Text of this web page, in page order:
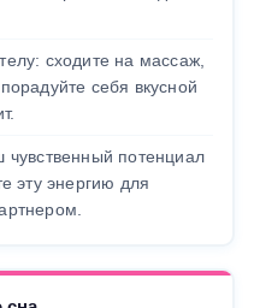
сходите на массаж,
себя вкусной
чувственный потенциал
эту энергию для